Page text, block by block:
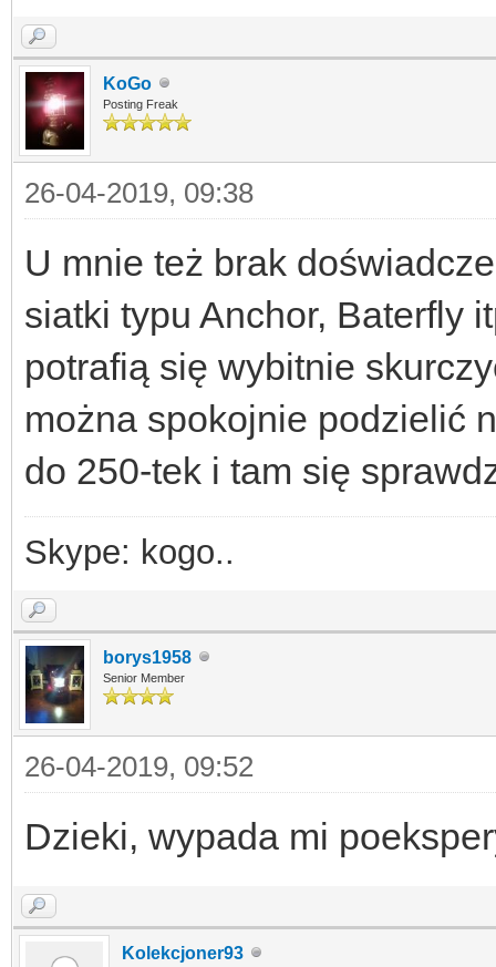
KoGo
Posting Freak
26-04-2019, 09:38
U mnie też brak
siatki typu Anchor, Baterfly
potrafią się wybitnie
można spokojnie podzielić
do 250-tek i tam się
Skype: kogo..
borys1958
Senior Member
26-04-2019, 09:52
Dzieki, wypada mi
Kolekcjoner93